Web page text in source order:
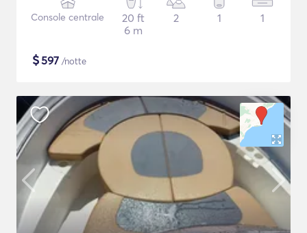
Console centrale
20 ft
6 m
2 1 1
$597 /notte